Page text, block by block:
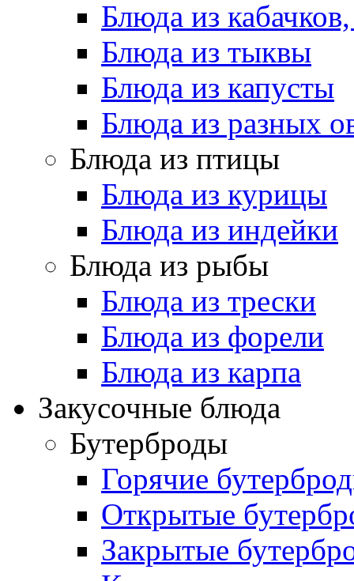
Блюда из
Блюда из тыквы
Блюда из капусты
Блюда из разных
Блюда из птицы
Блюда из курицы
Блюда из индейки
Блюда из рыбы
Блюда из трески
Блюда из форели
Блюда из карпа
Закусочные блюда
Бутерброды
Горячие
Открытые
Закрытые